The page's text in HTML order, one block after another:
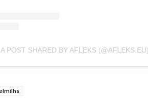
A POST SHARED BY AFLEKS (@AFLEKS.EU)